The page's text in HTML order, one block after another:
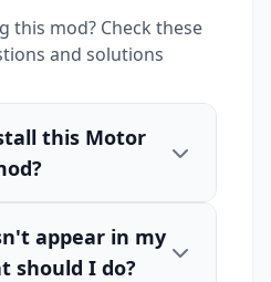
this mod? Check these
and solutions
this Motor
appear in my
should I do?